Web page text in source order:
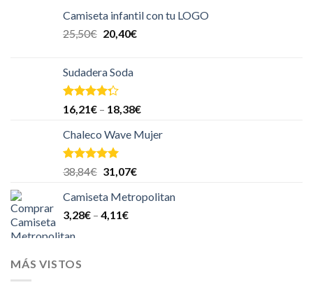
Camiseta infantil con tu LOGO
25,50€ 20,40€
Sudadera Soda
Valorado
en
de 5
16,21€ – 18,38€
Chaleco Wave Mujer
Valorado en
5.00
38,84€ 31,07€
Camiseta Metropolitan
3,28€ – 4,11€
MÁS VISTOS